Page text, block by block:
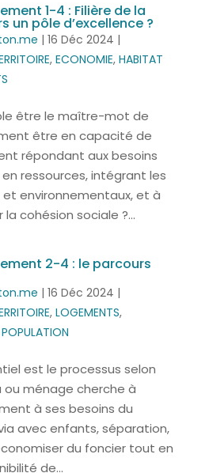
1-4 : Filière de la
un pôle d’excellence ?
| 16 Déc 2024 |
, ECONOMIE, HABITAT
être le maître-mot de
être en capacité de
répondant aux besoins
ressources, intégrant les
environnementaux, et à
cohésion sociale ?...
2-4 : le parcours
| 16 Déc 2024 |
, LOGEMENTS,
POPULATION
est le processus selon
ménage cherche à
à ses besoins du
avec enfants, séparation,
du foncier tout en
de...